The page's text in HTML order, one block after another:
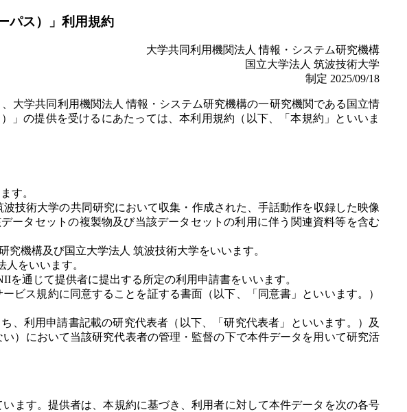
パス）」利用規約
大学共同利用機関法人 情報・システム研究機構
国立大学法人 筑波技術大学
制定 2025/09/18
大学共同利用機関法人 情報・システム研究機構の一研究機関である国立情
」の提供を受けるにあたっては、本利用規約（以下、「本規約」といいま
す。
技術大学の共同研究において収集・作成された、手話動作を収録した映像
ータセットの複製物及び当該データセットの利用に伴う関連資料等を含む
究機構及び国立大学法人 筑波技術大学をいいます。
をいいます。
を通じて提供者に提出する所定の利用申請書をいいます。
ビス規約に同意することを証する書面（以下、「同意書」といいます。）
、利用申請書記載の研究代表者（以下、「研究代表者」といいます。）及
）において当該研究代表者の管理・監督の下で本件データを用いて研究活
ます。提供者は、本規約に基づき、利用者に対して本件データを次の各号